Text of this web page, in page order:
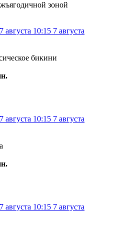
зоной
7 августа 10:15 7 августа
бикини
7 августа 10:15 7 августа
7 августа 10:15 7 августа